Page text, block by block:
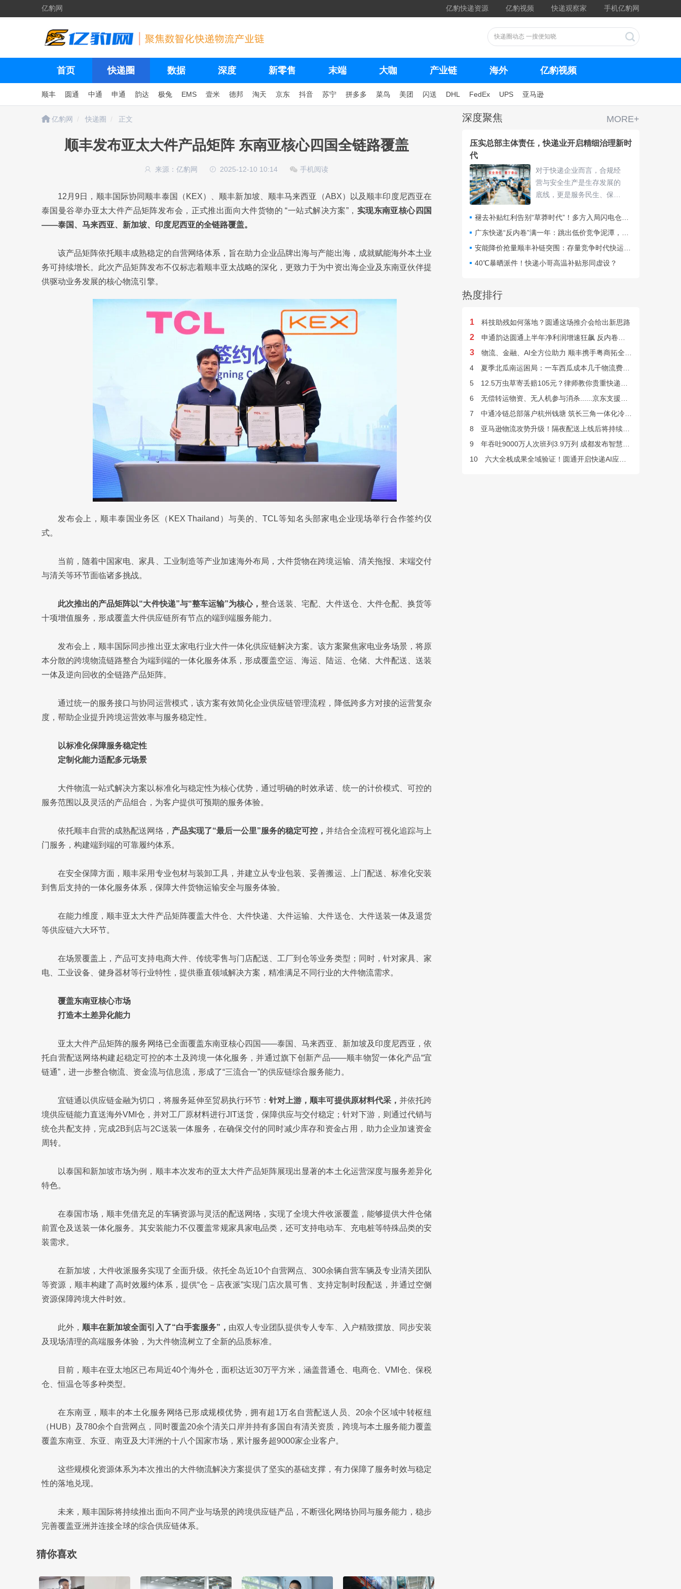
亿豹网 亿豹快递资源 亿豹视频 快递观察家 手机亿豹网
首页 快递圈 数据 深度 新零售 末端 大咖 产业链 海外 亿豹视频
顺丰 圆通 中通 申通 韵达 极兔 EMS 壹米 德邦 淘天 京东 抖音 苏宁 拼多多 菜鸟 美团 闪送 DHL FedEx UPS 亚马逊
亿豹网 快递圈 正文
顺丰发布亚太大件产品矩阵 东南亚核心四国全链路覆盖
来源：亿豹网 2025-12-10 10:14 手机阅读
12月9日，顺丰国际协同顺丰泰国（KEX）、顺丰新加坡、顺丰马来西亚（ABX）以及顺丰印度尼西亚在
泰国曼谷举办亚太大件产品矩阵发布会，正式推出面向大件货物的 “一站式解决方案”， 实现东南亚核心四国
——泰国、马来西亚、新加坡、印度尼西亚的全链路覆盖。
该产品矩阵依托顺丰成熟稳定的自营网络体系，旨在助力企业品牌出海与产能出海，成就赋能海外本土业
务可持续增长。此次产品矩阵发布不仅标志着顺丰亚太战略的深化，更致力于为中资出海企业及东南亚伙伴提
供驱动业务发展的核心物流引擎。
发布会上，顺丰泰国业务区（KEX Thailand）与美的、TCL等知名头部家电企业现场举行合作签约仪
式。
当前，随着中国家电、家具、工业制造等产业加速海外布局，大件货物在跨境运输、清关拖报、末端交付
与清关等环节面临诸多挑战。
此次推出的产品矩阵以“大件快递”与“整车运输”为核心，整合送装、宅配、大件送仓、大件仓配、换货等
十项增值服务，形成覆盖大件供应链所有节点的端到端服务能力。
发布会上，顺丰国际同步推出亚太家电行业大件一体化供应链解决方案。该方案聚焦家电业务场景，将原
本分散的跨境物流链路整合为端到端的一体化服务体系，形成覆盖空运、海运、陆运、仓储、大件配送、送装
一体及逆向回收的全链路产品矩阵。
通过统一的服务接口与协同运营模式，该方案有效简化企业供应链管理流程，降低跨多方对接的运营复杂
度，帮助企业提升跨境运营效率与服务稳定性。
以标准化保障服务稳定性
定制化能力适配多元场景
大件物流一站式解决方案以标准化与稳定性为核心优势，通过明确的时效承诺、统一的计价模式、可控的
服务范围以及灵活的产品组合，为客户提供可预期的服务体验。
依托顺丰自营的成熟配送网络， 产品实现了“最后一公里”服务的稳定可控，并结合全流程可视化追踪与上
门服务，构建端到端的可靠履约体系。
在安全保障方面，顺丰采用专业包材与装卸工具，并建立从专业包装、妥善搬运、上门配送、标准化安装
到售后支持的一体化服务体系，保障大件货物运输安全与服务体验。
在能力维度，顺丰亚太大件产品矩阵覆盖大件仓、大件快递、大件运输、大件送仓、大件送装一体及退货
等供应链六大环节。
在场景覆盖上，产品可支持电商大件、传统零售与门店配送、工厂到仓等业务类型；同时，针对家具、家
电、工业设备、健身器材等行业特性，提供垂直领域解决方案，精准满足不同行业的大件物流需求。
覆盖东南亚核心市场
打造本土差异化能力
亚太大件产品矩阵的服务网络已全面覆盖东南亚核心四国——泰国、马来西亚、新加坡及印度尼西亚，依
托自营配送网络构建起稳定可控的本土及跨境一体化服务，并通过旗下创新产品——顺丰物贸一体化产品“宜
链通”，进一步整合物流、资金流与信息流，形成了“三流合一”的供应链综合服务能力。
宜链通以供应链金融为切口，将服务延伸至贸易执行环节：针对上游，顺丰可提供原材料代采， 并依托跨
境供应链能力直送海外VMI仓，并对工厂原材料进行JIT送货，保障供应与交付稳定；针对下游，则通过代销与
统仓共配支持，完成2B到店与2C送装一体服务，在确保交付的同时减少库存和资金占用，助力企业加速资金
周转。
以泰国和新加坡市场为例，顺丰本次发布的亚太大件产品矩阵展现出显著的本土化运营深度与服务差异化
特色。
在泰国市场，顺丰凭借充足的车辆资源与灵活的配送网络，实现了全境大件收派覆盖，能够提供大件仓储
前置仓及送装一体化服务。其安装能力不仅覆盖常规家具家电品类，还可支持电动车、充电桩等特殊品类的安
装需求。
在新加坡，大件收派服务实现了全面升级。依托全岛近10个自营网点、300余辆自营车辆及专业清关团队
等资源，顺丰构建了高时效履约体系，提供“仓－店夜派”实现门店次晨可售、支持定制时段配送，并通过空侧
资源保障跨境大件时效。
此外， 顺丰在新加坡全面引入了“白手套服务”， 由双人专业团队提供专人专车、入户精致摆放、同步安装
及现场清理的高端服务体验，为大件物流树立了全新的品质标准。
目前，顺丰在亚太地区已布局近40个海外仓，面积达近30万平方米，涵盖普通仓、电商仓、VMI仓、保税
仓、恒温仓等多种类型。
在东南亚，顺丰的本土化服务网络已形成规模优势，拥有超1万名自营配送人员、20余个区域中转枢纽
（HUB）及780余个自营网点，同时覆盖20余个清关口岸并持有多国自有清关资质，跨境与本土服务能力覆盖
覆盖东南亚、东亚、南亚及大洋洲的十八个国家市场，累计服务超9000家企业客户。
这些规模化资源体系为本次推出的大件物流解决方案提供了坚实的基础支撑，有力保障了服务时效与稳定
性的落地兑现。
未来，顺丰国际将持续推出面向不同产业与场景的跨境供应链产品，不断强化网络协同与服务能力，稳步
完善覆盖亚洲并连接全球的综合供应链体系。
猜你喜欢
MORE+
深度聚焦
压实总部主体责任，快递业开启精细治理新时
代
对于快递企业而言，合规经
营与安全生产是生存发展的
底线，更是服务民生、保障
的违规处罚与安全隐患，不
仅扰乱行业秩序，更直接威
胁群众寄递安全与公共安
40℃暴晒派件！快递小哥高温补贴形同虚设？
热度排行
1 科技助残如何落地？圆通这场推介会给出新思路
2 申通韵达圆通上半年净利润增速狂飙 反内卷效果显现
3
物流、金融、AI全方位助力 顺丰携手粤商拓全球市场
4
夏季北瓜南运困局：一车西瓜成本几千物流费上万谁来解？
5
12.5万虫草寄丢赔105元？律师教你贵重快递丢失如何维权
6
无偿转运物资、无人机参与消杀......京东支援广西灾后重建
7
中通冷链总部落户杭州钱塘 筑长三角一体化冷链中枢基地
8
亚马逊物流攻势升级！隔夜配送上线后将持续挤压快递巨头
9
年吞吐9000万人次班列3.9万列 成都发布智慧物流“双清单”
10
六大全栈成果全域验证！圆通开启快递AI应用规模化落地